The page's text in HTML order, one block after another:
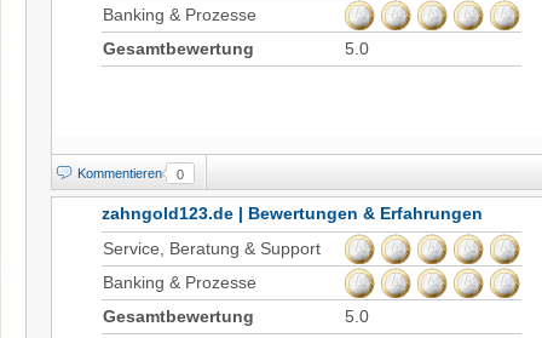
Banking & Prozesse
Gesamtbewertung
5.0
Kommentieren 0
zahngold123.de | Bewertungen & Erfahrungen
Service, Beratung & Support
Banking & Prozesse
Gesamtbewertung
5.0